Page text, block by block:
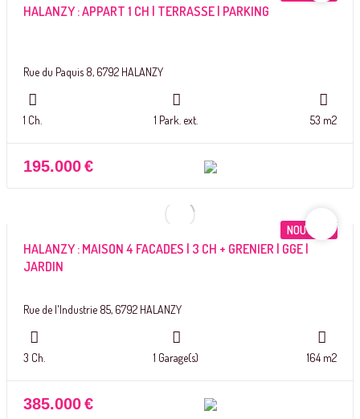
HALANZY : APPART 1 CH | TERRASSE | PARKING
Rue du Paquis 8, 6792 HALANZY
1 Ch. 1 Park. ext. 53 m2
195.000€
NOUVEAU
HALANZY : MAISON 4 FACADES | 3 CH + GRENIER | GGE |
JARDIN
Rue de l'Industrie 85, 6792 HALANZY
3 Ch. 1 Garage(s) 164 m2
385.000€